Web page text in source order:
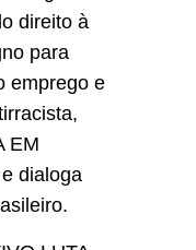
direito à
para
emprego e
EM
dialoga